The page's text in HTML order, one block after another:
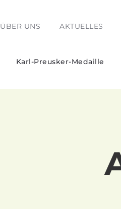
ÜBER UNS AKTUELLES
Karl-Preusker-Medaille